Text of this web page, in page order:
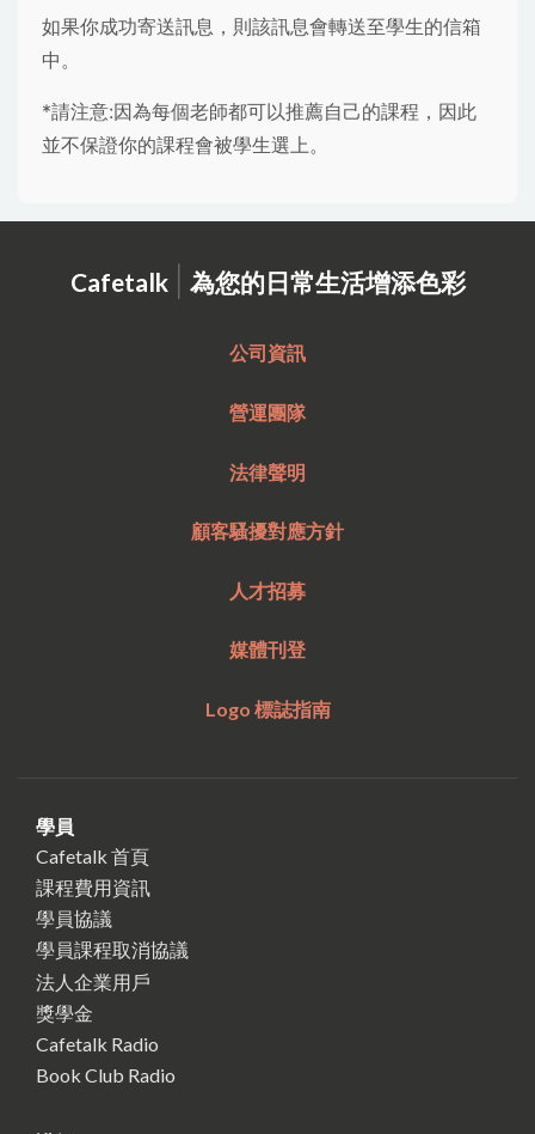
如果你成功寄送訊息，則該訊息會轉送至學生的信箱
中。
*請注意:因為每個老師都可以推薦自己的課程，因此
並不保證你的課程會被學生選上。
Cafetalk | 為您的日常生活增添色彩
公司資訊
營運團隊
法律聲明
顧客騷擾對應方針
人才招募
媒體刊登
Logo 標誌指南
學員
Cafetalk 首頁
課程費用資訊
學員協議
學員課程取消協議
法人企業用戶
獎學金
Cafetalk Radio
Book Club Radio